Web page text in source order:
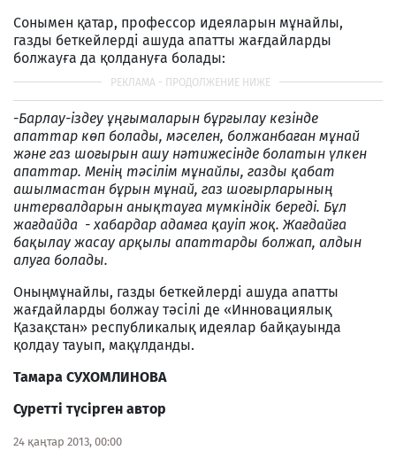
Сонымен қатар, профессор идеяларын мұнайлы,
газды беткейлерді ашуда апатты жағдайларды
болжауға да қолдануға болады:
-Барлау-іздеу ұңғымаларын бұрғылау кезінде
апаттар көп болады, мәселен, болжанбаған мұнай
және газ шоғырын ашу нәтижесінде болатын үлкен
апаттар. Менің тәсілім мұнайлы, газды қабат
ашылмастан бұрын мұнай, газ шоғырларының
интервалдарын анықтауға мүмкіндік береді. Бұл
жағдайда - хабардар адамға қауіп жоқ. Жағдайға
бақылау жасау арқылы апаттарды болжап, алдын
алуға болады.
Оныңмұнайлы, газды беткейлерді ашуда апатты
жағдайларды болжау тәсілі де «Инновациялық
Қазақстан» республикалық идеялар байқауында
қолдау тауып, мақұлданды.
Тамара СУХОМЛИНОВА
Суретті түсірген автор
24 қаңтар 2013, 00:00